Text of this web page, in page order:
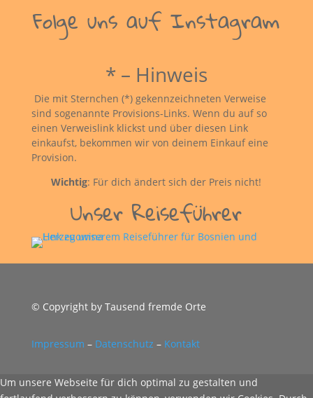
Folge uns auf Instagram
* – Hinweis
Die mit Sternchen (*) gekennzeichneten Verweise
sind sogenannte Provisions-Links. Wenn du auf so
einen Verweislink klickst und über diesen Link
einkaufst, bekommen wir von deinem Einkauf eine
Provision.
Wichtig: Für dich ändert sich der Preis nicht!
Unser Reiseführer
© Copyright by Tausend fremde Orte
Impressum – Datenschutz – Kontakt
Um unsere Webseite für dich optimal zu gestalten und